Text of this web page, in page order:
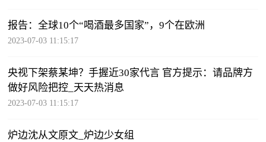
报告：全球10个“喝酒最多国家”，9个在欧洲
2023-07-03 11:15:17
央视下架蔡某坤？手握近30家代言 官方提示：请品牌方
做好风险把控_天天热消息
2023-07-03 11:15:17
炉边沈从文原文_炉边少女组